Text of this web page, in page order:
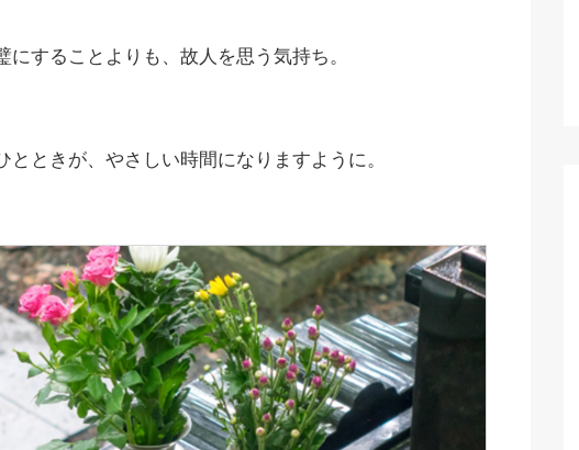
することよりも、故人を思う気持ち。
ときが、やさしい時間になりますように。